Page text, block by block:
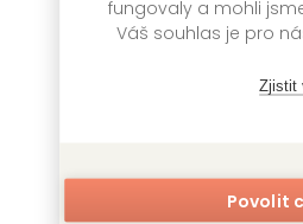
fungovaly a mohli
Váš souhlas je pro
Zjistit
Povolit